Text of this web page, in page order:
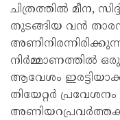
ചിത്രത്തിൽ മീന,
തുടങ്ങിയ വൻ
നിർമ്മാണത്തിൽ
ആവേശം
തിയേറ്റർ